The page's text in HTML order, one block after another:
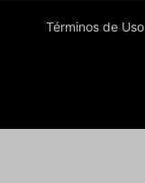
Términos de Uso